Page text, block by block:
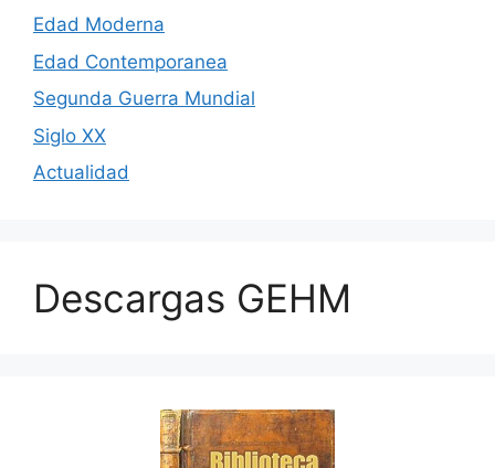
Edad Moderna
Edad Contemporanea
Segunda Guerra Mundial
Siglo XX
Actualidad
Descargas GEHM